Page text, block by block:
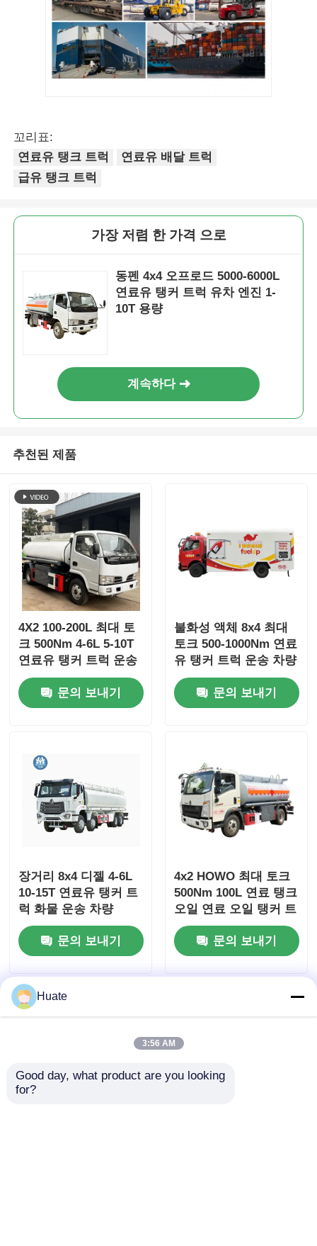
꼬리표:
연료유 탱크 트럭
연료유 배달 트럭
급유 탱크 트럭
가장 저렴 한 가격 으로
동펜 4x4 오프로드 5000-6000L
연료유 탱커 트럭 유차 엔진 1-
10T 용량
계속하다
추천된 제품
4X2 100-200L 최대 토
크 500Nm 4-6L 5-10T
연료유 탱커 트럭 운송
차량
문의 보내기
불화성 액체 8x4 최대
토크 500-1000Nm 연료
유 탱커 트럭 운송 차량
문의 보내기
장거리 8x4 디젤 4-6L
10-15T 연료유 탱커 트
럭 화물 운송 차량
문의 보내기
4x2 HOWO 최대 토크
500Nm 100L 연료 탱크
오일 연료 오일 탱커 트
럭 운송 차량
문의 보내기
Huate
3:56 AM
Good day, what product are you looking
for?